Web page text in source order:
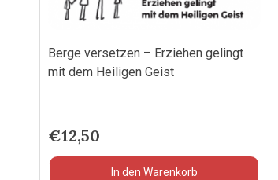
Berge versetzen – Erziehen gelingt
mit dem Heiligen Geist
€12,50
In den Warenkorb